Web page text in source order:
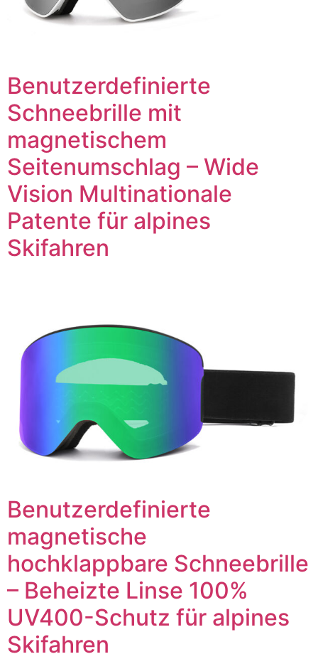
Benutzerdefinierte
Schneebrille mit
magnetischem
Seitenumschlag – Wide
Vision Multinationale
Patente für alpines
Skifahren
Benutzerdefinierte
magnetische
hochklappbare Schneebrille
– Beheizte Linse 100%
UV400-Schutz für alpines
Skifahren